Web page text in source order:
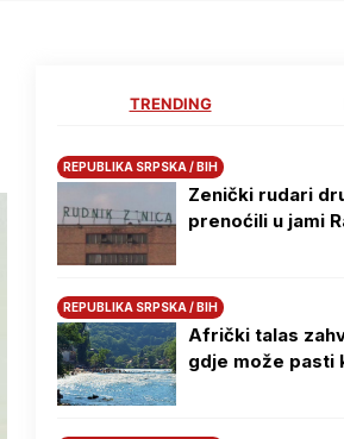
TRENDING
REPUBLIKA SRPSKA / BIH
Zenički rudari
prenoćili u jami
REPUBLIKA SRPSKA / BIH
Afrički talas
gdje može pasti